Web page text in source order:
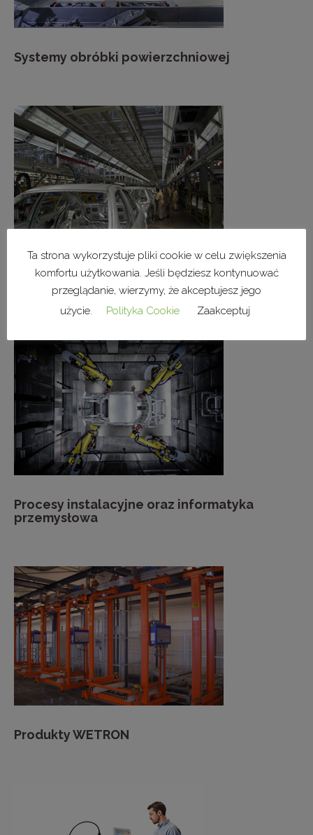
Systemy obróbki powierzchniowej
Rozwiązania dla instalacji związanych z
infrastrukturą fabryki
Procesy instalacyjne oraz informatyka
przemysłowa
Produkty WETRON
Ta strona wykorzystuje pliki cookie w celu zwiększenia
komfortu użytkowania. Jeśli będziesz kontynuować
przeglądanie, wierzymy, że akceptujesz jego
użycie.
Polityka Cookie Zaakceptuj